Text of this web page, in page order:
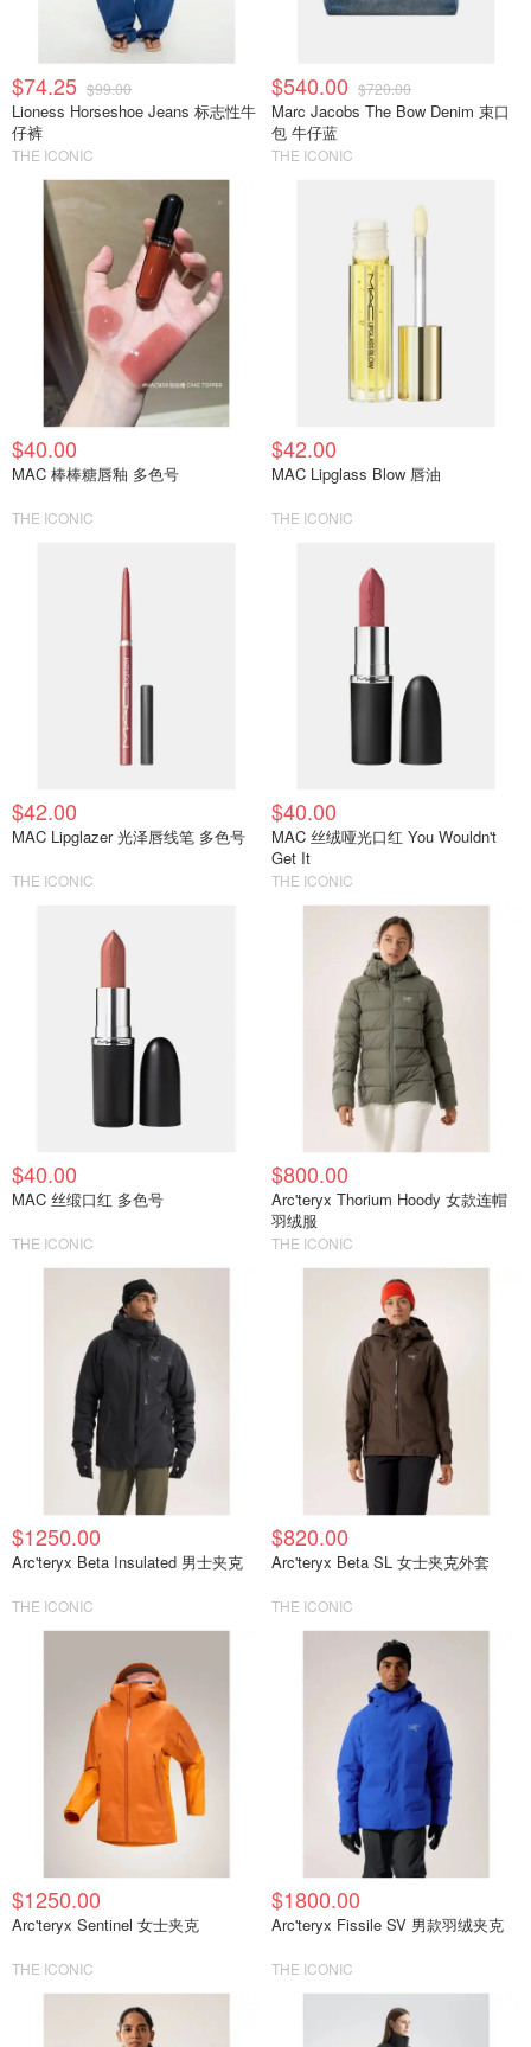
$74.25 $99.00
Lioness Horseshoe Jeans 标志性牛
仔裤
THE ICONIC
$540.00 $720.00
Marc Jacobs The Bow Denim 束口
包 牛仔蓝
THE ICONIC
$40.00
MAC 棒棒糖唇釉 多色号
THE ICONIC
$42.00
MAC Lipglass Blow 唇油
THE ICONIC
$42.00
MAC Lipglazer 光泽唇线笔 多色号
THE ICONIC
$40.00
MAC 丝绒哑光口红 You Wouldn't
Get It
THE ICONIC
$40.00
MAC 丝缎口红 多色号
THE ICONIC
$800.00
Arc'teryx Thorium Hoody 女款连帽
羽绒服
THE ICONIC
$1250.00
Arc'teryx Beta Insulated 男士夹克
THE ICONIC
$820.00
Arc'teryx Beta SL 女士夹克外套
THE ICONIC
$1250.00
Arc'teryx Sentinel 女士夹克
THE ICONIC
$1800.00
Arc'teryx Fissile SV 男款羽绒夹克
THE ICONIC